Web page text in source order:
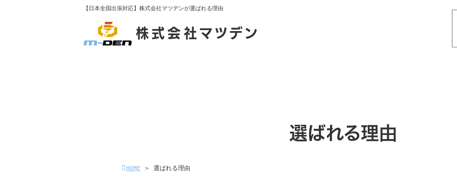
【日本全国出張対応】株式会社マツデンが選ばれる理由
株式会社マツデン
選ばれる理由
HOME ＞ 選ばれる理由